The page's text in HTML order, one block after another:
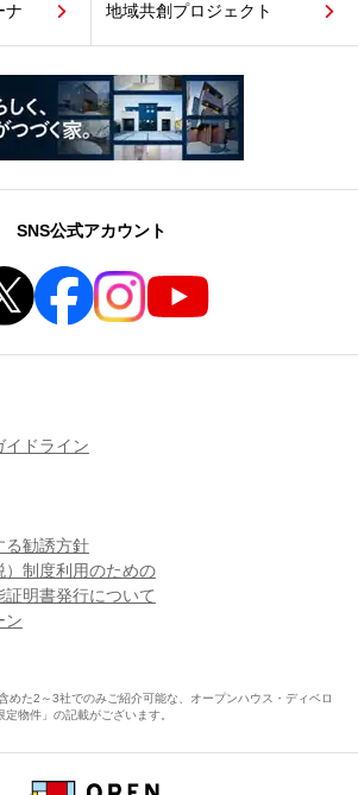
ナ 地域共創プロジェクト
SNS公式アカウント
イドライン
る勧誘方針
制度利用のための
明書発行について
ン
めた2～3社でのみご紹介可能な、オープンハウス・ディベロ
物件」の記載がございます。